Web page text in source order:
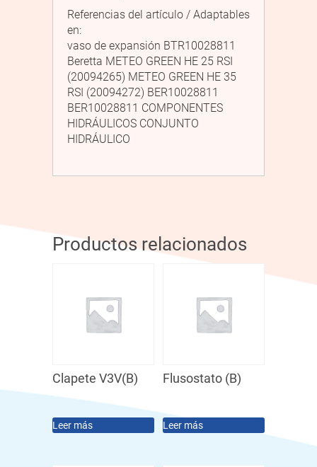
Referencias del artículo / Adaptables
en:
vaso de expansión BTR10028811
Beretta METEO GREEN HE 25 RSI
(20094265) METEO GREEN HE 35
RSI (20094272) BER10028811
BER10028811 COMPONENTES
HIDRÁULICOS CONJUNTO
HIDRÁULICO
Productos relacionados
Clapete V3V(B)
Leer más
Flusostato (B)
Leer más